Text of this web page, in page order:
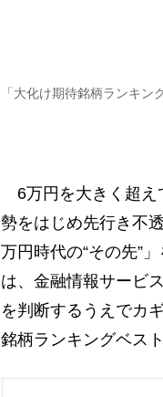
「大化け期待銘柄ランキ
6万円を大きく超え
勢をはじめ先行き不
万円時代の“その先”
は、金融情報サービ
を判断するうえでカ
銘柄ランキングベス